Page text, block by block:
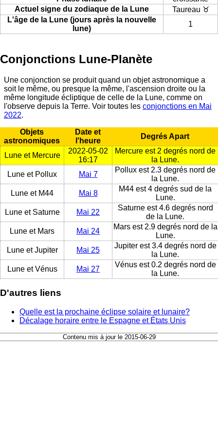
Actuel signe du zodiaque de la Lune
Taureau ♉
L'âge de la Lune (jours après la nouvelle
lune)
1
Conjonctions Lune-Planète
Une conjonction se produit quand un objet astronomique a
soit le même, ou presque la même, l'ascension droite ou la
même longitude écliptique de celle de la Lune, comme on
l'observe depuis la Terre. Voir toutes les conjonctions en Mai
2022.
Objets
astronomiques
Date et
l'heure
Degrés Apart
Lune et Mercure
2022-05-02
16:17
Mercure est 2 degrés nord de
la Lune.
Lune et Pollux
Mai 7
Pollux est 2.3 degrés nord de
la Lune.
Lune et M44
Mai 8
M44 est 4 degrés sud de la
Lune.
Lune et Saturne
Mai 22
Saturne est 4.6 degrés nord
de la Lune.
Lune et Mars
Mai 24
Mars est 2.9 degrés nord de la
Lune.
Lune et Jupiter
Mai 25
Jupiter est 3.4 degrés nord de
la Lune.
Lune et Vénus
Mai 27
Vénus est 0.2 degrés nord de
la Lune.
D'autres liens
Quelle est la prochaine éclipse solaire et lunaire?
Décalage horaire entre le Espagne et États Unis
Contenu mis à jour le 2015-06-29